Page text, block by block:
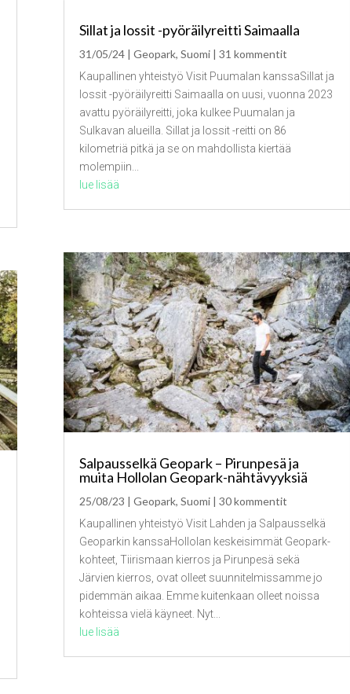
Sillat ja lossit -pyöräilyreitti Saimaalla
31/05/24| Geopark, Suomi| 31 kommentit
Kaupallinen yhteistyö Visit Puumalan kanssaSillat ja
lossit -pyöräilyreitti Saimaalla on uusi, vuonna 2023
avattu pyöräilyreitti, joka kulkee Puumalan ja
Sulkavan alueilla. Sillat ja lossit -reitti on 86
kilometriä pitkä ja se on mahdollista kiertää
molempiin...
lue lisää
Salpausselkä Geopark – Pirunpesä ja
muita Hollolan Geopark-nähtävyyksiä
25/08/23 | Geopark, Suomi| 30 kommentit
Kaupallinen yhteistyö Visit Lahden ja Salpausselkä
Geoparkin kanssaHollolan keskeisimmät Geopark-
kohteet, Tiirismaan kierros ja Pirunpesä sekä
Järvien kierros, ovat olleet suunnitelmissamme jo
pidemmän aikaa. Emme kuitenkaan olleet noissa
kohteissa vielä käyneet. Nyt...
lue lisää